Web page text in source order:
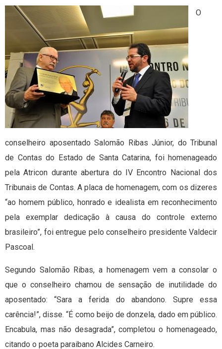
O
conselheiro aposentado Salomão Ribas Júnior, do Tribunal
de Contas do Estado de Santa Catarina, foi homenageado
pela Atricon durante abertura do IV Encontro Nacional dos
Tribunais de Contas. A placa de homenagem, com os dizeres
“ao homem público, honrado e idealista em reconhecimento
pela exemplar dedicação à causa do controle externo
brasileiro”, foi entregue pelo conselheiro presidente Valdecir
Pascoal.
Segundo Salomão Ribas, a homenagem vem a consolar o
que o conselheiro chamou de sensação de inutilidade do
aposentado: “Sara a ferida do abandono. Supre essa
carência!”, disse. “É como beijo de donzela, dado em público.
Encabula, mas não desagrada”, completou o homenageado,
citando o poeta paraibano Alcides Carneiro.